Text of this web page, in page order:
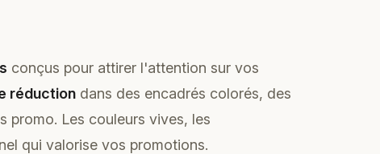
conçus pour attirer l'attention sur vos
réduction dans des encadrés colorés, des
promo. Les couleurs vives, les
qui valorise vos promotions.